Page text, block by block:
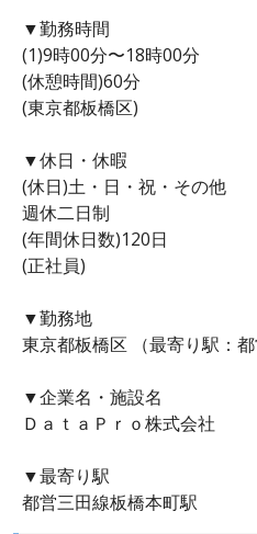
▼勤務時間
(1)9時00分〜18時00分
(休憩時間)60分
(東京都板橋区)
▼休日・休暇
(休日)土・日・祝・その他
週休二日制
(年間休日数)120日
(正社員)
▼勤務地
東京都板橋区 （最寄り駅：
▼企業名・施設名
ＤａｔａＰｒｏ株式会社
▼最寄り駅
都営三田線板橋本町駅